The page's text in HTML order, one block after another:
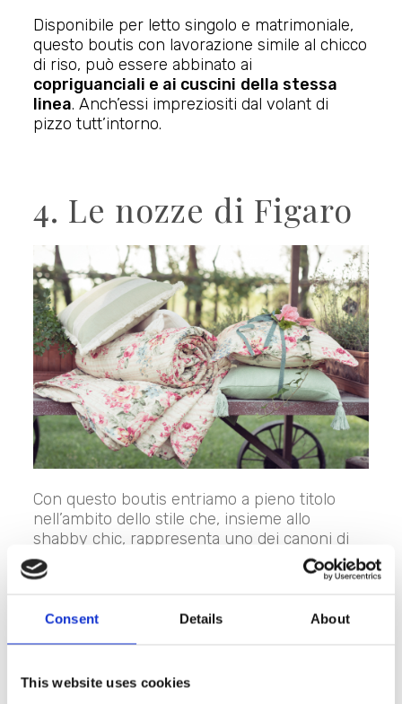
Consent Details About
This website uses cookies
Disponibile per letto singolo e matrimoniale,
questo boutis con lavorazione simile al chicco
di riso, può essere abbinato ai
copriguanciali e ai cuscini della stessa
linea. Anch’essi impreziositi dal volant di
pizzo tutt’intorno.
4. Le nozze di Figaro
Con questo boutis entriamo a pieno titolo
nell’ambito dello stile che, insieme allo
shabby chic, rappresenta uno dei canoni di
Blanc MariClo’: il
. È country il
tessuto che abbina
. È country
alternano gradazioni tenui di rosa al panna e
Ma se è vero che richiama le atmosfere delle
case di campagna, non è detto che